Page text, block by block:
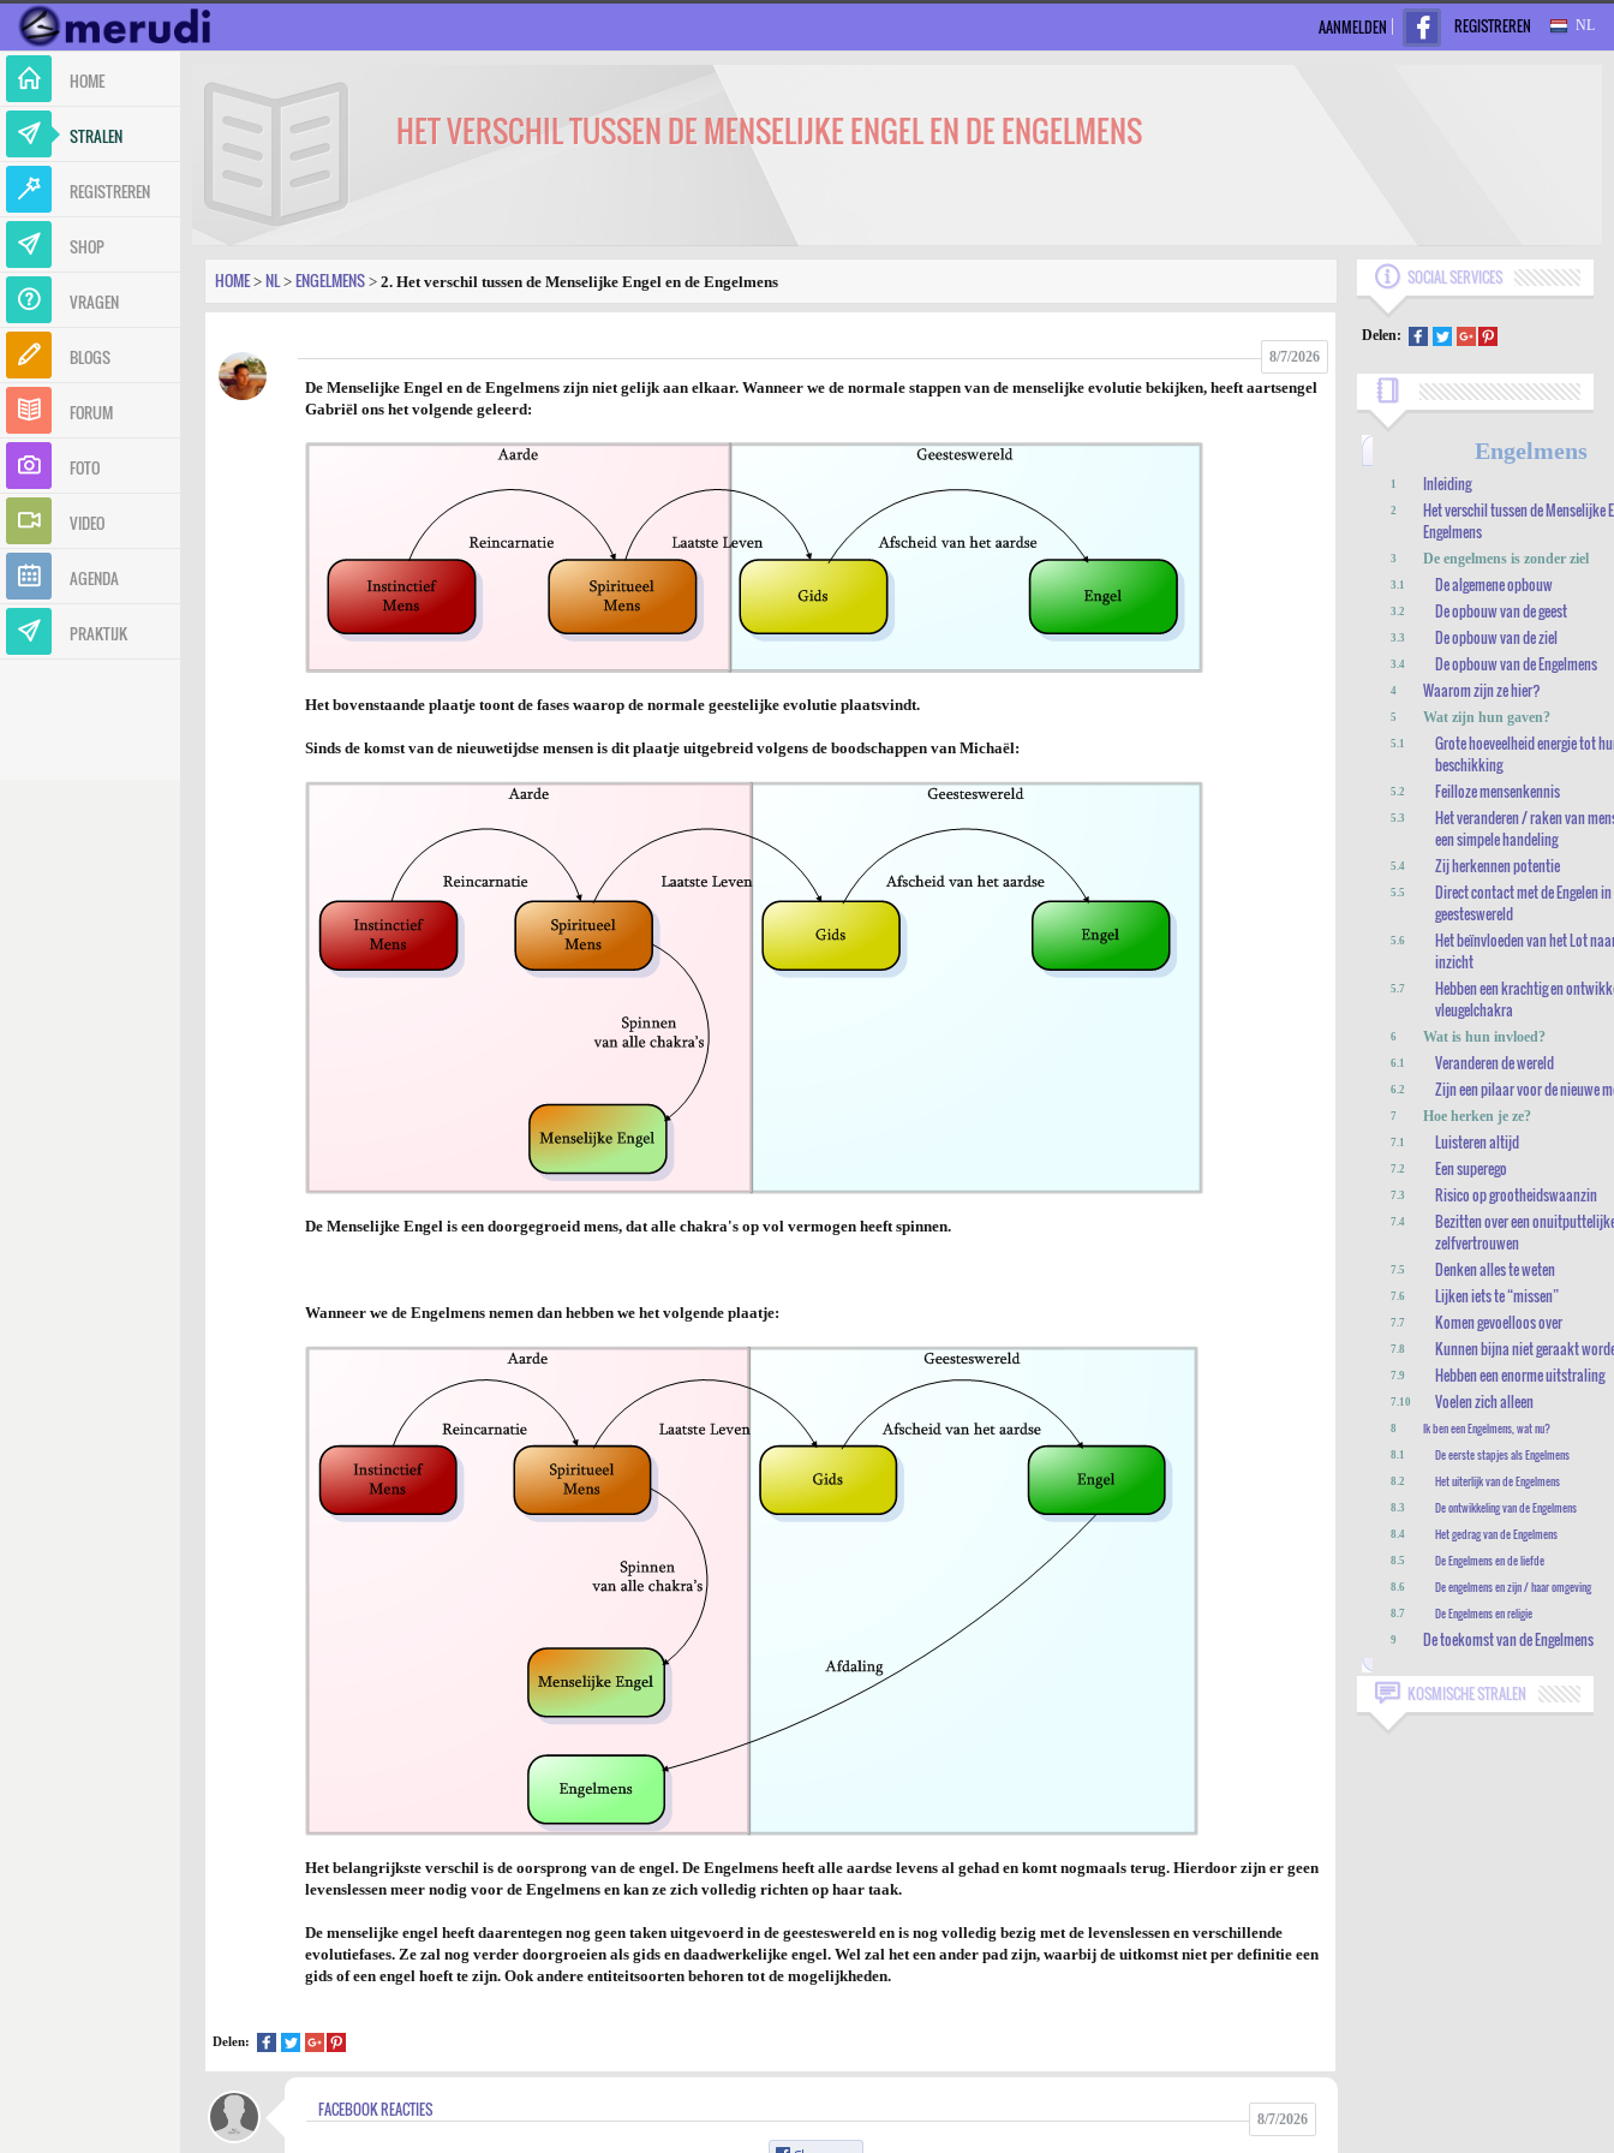
HOME
STRALEN
REGISTREREN
SHOP
VRAGEN
BLOGS
FORUM
FOTO
VIDEO
AGENDA
PRAKTIJK
AANMELDEN REGISTREREN NL
HET VERSCHIL TUSSEN DE MENSELIJKE ENGEL EN DE ENGELMENS
HOME > NL > ENGELMENS > 2. Het verschil tussen de Menselijke Engel en de Engelmens
8/7/2026
De Menselijke Engel en de Engelmens zijn niet gelijk aan elkaar. Wanneer we de normale stappen van de menselijke evolutie bekijken, heeft aartsengel
Gabriël ons het volgende geleerd:
Het bovenstaande plaatje toont de fases waarop de normale geestelijke evolutie plaatsvindt.
Sinds de komst van de nieuwetijdse mensen is dit plaatje uitgebreid volgens de boodschappen van Michaël:
De Menselijke Engel is een doorgegroeid mens, dat alle chakra's op vol vermogen heeft spinnen.
Wanneer we de Engelmens nemen dan hebben we het volgende plaatje:
Het belangrijkste verschil is de oorsprong van de engel. De Engelmens heeft alle aardse levens al gehad en komt nogmaals terug. Hierdoor zijn er geen
levenslessen meer nodig voor de Engelmens en kan ze zich volledig richten op haar taak.
De menselijke engel heeft daarentegen nog geen taken uitgevoerd in de geesteswereld en is nog volledig bezig met de levenslessen en verschillende
evolutiefases. Ze zal nog verder doorgroeien als gids en daadwerkelijke engel. Wel zal het een ander pad zijn, waarbij de uitkomst niet per definitie een
gids of een engel hoeft te zijn. Ook andere entiteitsoorten behoren tot de mogelijkheden.
Delen:
FACEBOOK REACTIES 8/7/2026
SOCIAL SERVICES
Delen:
Engelmens
1 Inleiding
2
Het verschil tussen de Menselijke
Engelmens
3 De engelmens is zonder ziel
3.1 De algemene opbouw
3.2 De opbouw van de geest
3.3 De opbouw van de ziel
3.4 De opbouw van de Engelmens
4 Waarom zijn ze hier?
5 Wat zijn hun gaven?
5.1
Grote hoeveelheid energie tot
beschikking
5.2 Feilloze mensenkennis
5.3
Het veranderen / raken van
een simpele handeling
5.4 Zij herkennen potentie
5.5
Direct contact met de Engelen in
geesteswereld
5.6
Het beïnvloeden van het Lot
inzicht
5.7
Hebben een krachtig en
vleugelchakra
6 Wat is hun invloed?
6.1 Veranderen de wereld
6.2 Zijn een pilaar voor de nieuwe
7 Hoe herken je ze?
7.1 Luisteren altijd
7.2 Een superego
7.3 Risico op grootheidswaanzin
7.4
Bezitten over een
zelfvertrouwen
7.5 Denken alles te weten
7.6 Lijken iets te “missen”
7.7 Komen gevoelloos over
7.8 Kunnen bijna niet geraakt
7.9 Hebben een enorme uitstraling
7.10 Voelen zich alleen
8 Ik ben een Engelmens, wat nu?
8.1 De eerste stapjes als Engelmens
8.2 Het uiterlijk van de Engelmens
8.3 De ontwikkeling van de Engelmens
8.4 Het gedrag van de Engelmens
8.5 De Engelmens en de liefde
8.6 De engelmens en zijn / haar omgeving
8.7 De Engelmens en religie
9 De toekomst van de Engelmens
KOSMISCHE STRALEN